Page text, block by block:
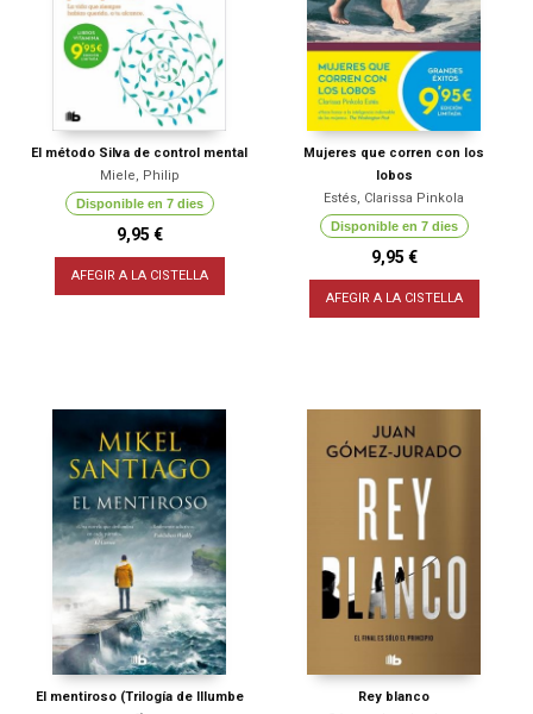
El método Silva de control mental
Miele, Philip
Disponible en 7 dies
9,95 €
AFEGIR A LA CISTELLA
Mujeres que corren con los
lobos
Estés, Clarissa Pinkola
Disponible en 7 dies
9,95 €
AFEGIR A LA CISTELLA
El mentiroso (Trilogía de Illumbe
Rey blanco